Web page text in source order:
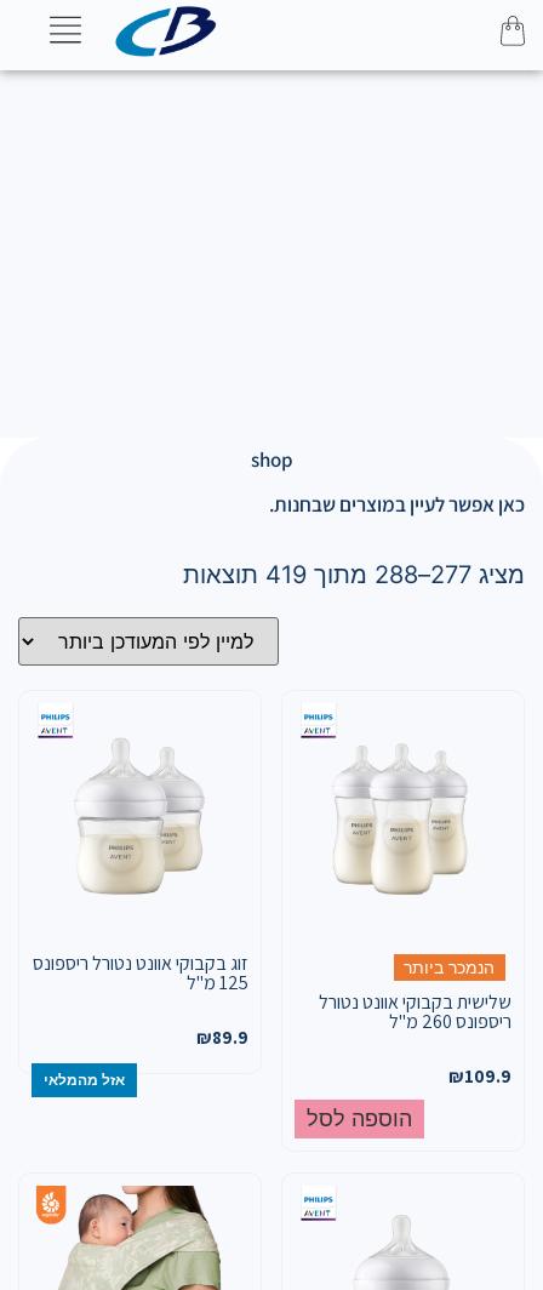
shop
כאן אפשר לעיין במוצרים שבחנות.
מציג 277–288 מתוך 419 תוצאות
הנמכר ביותר
שלישית בקבוקי אוונט נטורל
ריספונס 260 מ"ל
₪109.9
הוספה לסל
זוג בקבוקי אוונט נטורל ריספונס
125 מ"ל
₪89.9
אזל מהמלאי